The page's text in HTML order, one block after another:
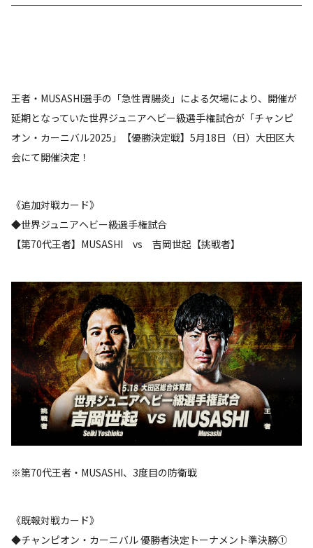
王者・MUSASHI選手の「急性胃腸炎」による欠場により、開催が
延期となっていた世界ジュニアヘビー級選手権試合が「チャンピ
オン・カーニバル2025」【優勝決定戦】5月18日（日）大田区大
会にて開催決定！
《追加対戦カード》
◆世界ジュニアヘビー級選手権試合
【第70代王者】MUSASHI vs 吉岡世起【挑戦者】
※第70代王者・MUSASHI、3度目の防衛戦
《既報対戦カード》
◆チャンピオン・カーニバル 優勝者決定トーナメント準決勝①